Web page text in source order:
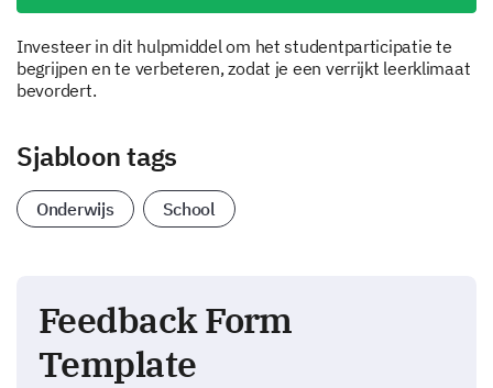
Investeer in dit hulpmiddel om het studentparticipatie te
begrijpen en te verbeteren, zodat je een verrijkt leerklimaat
bevordert.
Sjabloon tags
Onderwijs School
Feedback Form
Template